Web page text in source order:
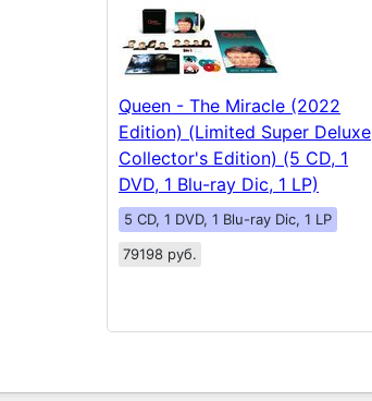
Queen - The Miracle (2022
Edition) (Limited Super Deluxe
Collector's Edition) (5 CD, 1
DVD, 1 Blu-ray Dic, 1 LP)
5 CD, 1 DVD, 1 Blu-ray Dic, 1 LP
79198 руб.